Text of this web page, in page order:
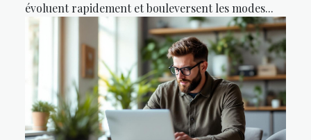
évoluent rapidement et bouleversent les modes...